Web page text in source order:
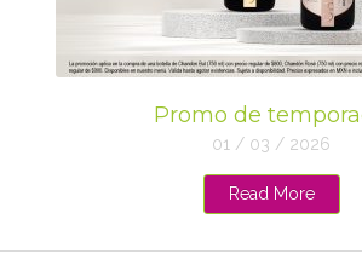
Promo de
01 / 03 / 2026
Read More